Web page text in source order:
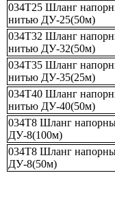
034Т25 Шланг
нитью ДУ-25(50м)
034Т32 Шланг
нитью ДУ-32(50м)
034Т35 Шланг
нитью ДУ-35(25м)
034Т40 Шланг
нитью ДУ-40(50м)
034Т8 Шланг
ДУ-8(100м)
034Т8 Шланг
ДУ-8(50м)